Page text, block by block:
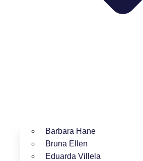
Barbara Hane
Bruna Ellen
Eduarda Villela